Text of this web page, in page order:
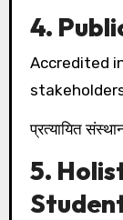
4.
Accredited
प्रत्यायित
5.